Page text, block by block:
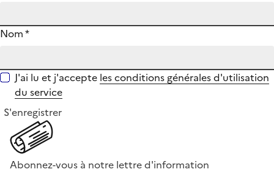
Nom*
J'ai lu et j'accepte les conditions générales d'utilisation
du service
S'enregistrer
Abonnez-vous à notre lettre d'information